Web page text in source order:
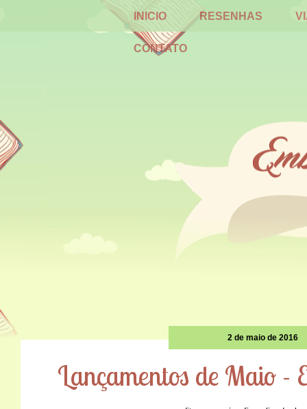
INICIO RESENHAS
CONTATO
2 de maio de 2016
Lançamentos de Maio -